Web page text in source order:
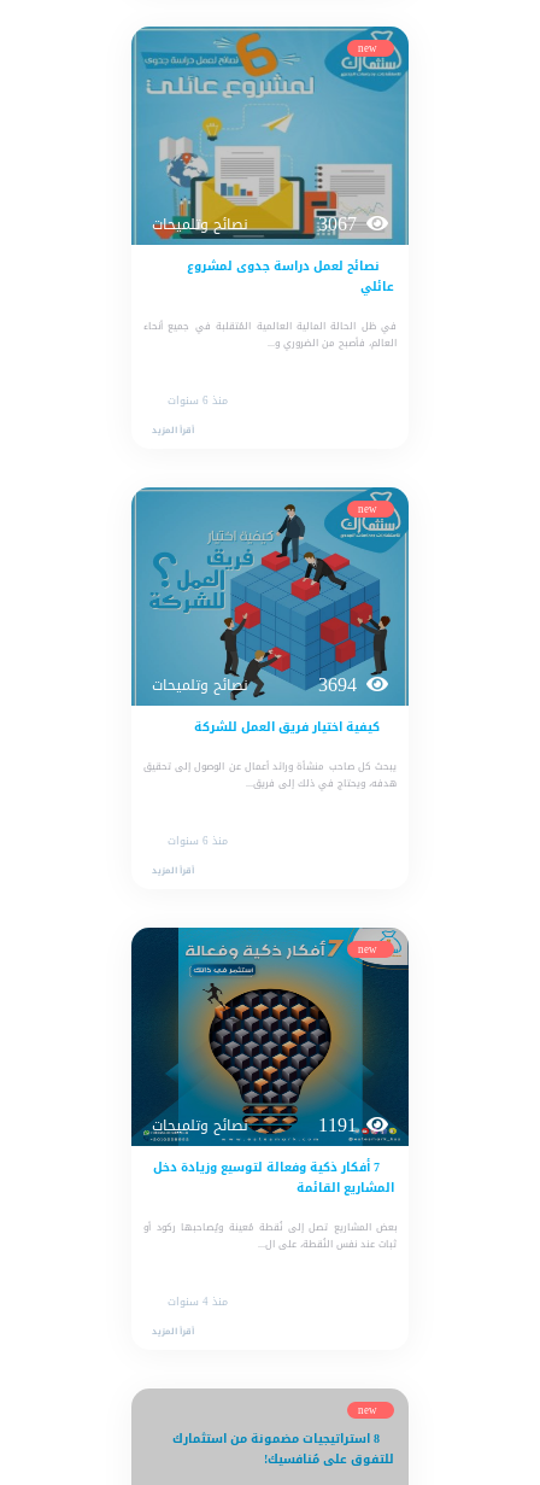
new
3067 نصائح وتلميحات
نصائح لعمل دراسة جدوى لمشروع
عائلي
في ظل الحالة المالية العالمية المُتقلبة في جميع أنحاء
العالم، فأصبح من الضروري و...
منذ 6 سنوات
أقرأ المزيد
new
نصائح وتلميحات
كيفية اختيار فريق العمل للشركة
يبحث كل صاحب منشأة ورائد أعمال عن الوصول إلى تحقيق
هدفه، ويحتاج في ذلك إلى فريق...
منذ 6 سنوات
أقرأ المزيد
new
1191 نصائح وتلميحات
7 أفكار ذكية وفعالة لتوسيع وزيادة دخل
المشاريع القائمة
بعض المشاريع تصل إلى نُقطة مُعينة ويُصاحبها ركود أو
ثبات عند نفس النُقطة، على ال...
منذ 4 سنوات
أقرأ المزيد
new
8 استراتيجيات مضمونة من استثمارك
للتفوق على مُنافسيك!